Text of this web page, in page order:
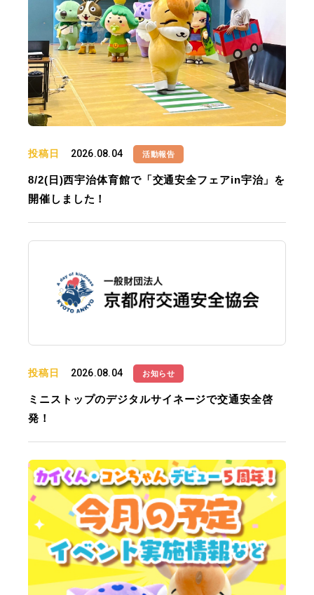
投稿日 2026.08.04 活動報告
8/2(日)西宇治体育館で「交通安全フェアin宇治」を
開催しました！
投稿日 2026.08.04 お知らせ
ミニストップのデジタルサイネージで交通安全啓
発！